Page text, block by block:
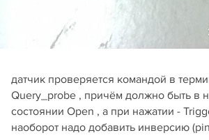
датчик проверяется командой в
Query_probe , причём должно быть в
состоянии Open , а при нажатии -
наоборот надо добавить инверсию